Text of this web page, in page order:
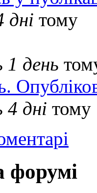
тому
день
дні тому
форумі